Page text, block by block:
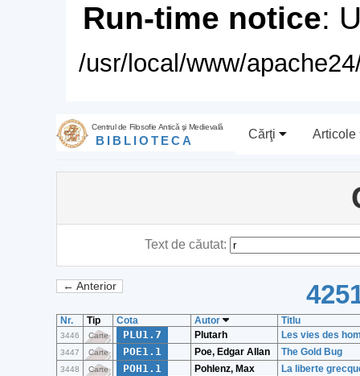
Run-time notice:
/usr/local/www/
Centrul de Filosofie Antică şi Medievală
BIBLIOTECA Cărţi Articole
Text de căutat:
← Anterior
Nr. Tip Cota Autor Titlu
3446 Carte PLU1.7 Plutarh Les vies des
3447 Carte POE1.1 Poe, Edgar Allan The Gold Bug
3448 Carte POH1.1 Pohlenz, Max La liberte